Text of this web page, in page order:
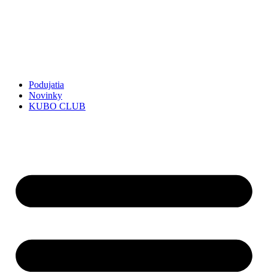
Podujatia
Novinky
KUBO CLUB